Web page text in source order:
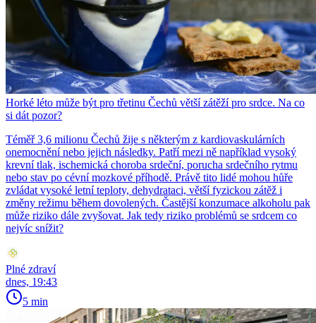
Horké léto může být pro třetinu Čechů větší zátěží pro srdce. Na co
si dát pozor?
Téměř 3,6 milionu Čechů žije s některým z kardiovaskulárních
onemocnění nebo jejich následky. Patří mezi ně například vysoký
krevní tlak, ischemická choroba srdeční, porucha srdečního rytmu
nebo stav po cévní mozkové příhodě. Právě tito lidé mohou hůře
zvládat vysoké letní teploty, dehydrataci, větší fyzickou zátěž i
změny režimu během dovolených. Častější konzumace alkoholu pak
může riziko dále zvyšovat. Jak tedy riziko problémů se srdcem co
nejvíc snížit?
Plné zdraví
dnes, 19:43
5 min